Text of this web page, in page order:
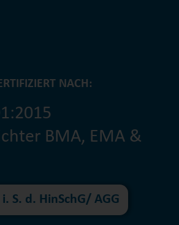
NACH:
BMA, EMA &
S. d. HinSchG/ AGG